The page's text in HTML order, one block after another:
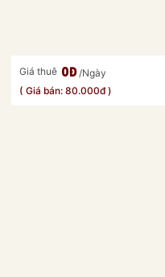
Giá thuê 0đ /Ngày
( Giá bán: 80.000đ )